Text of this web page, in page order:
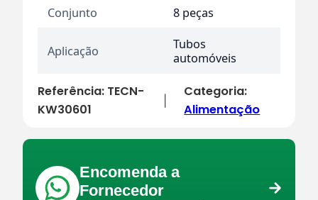
Conjunto
8 peças
Aplicação
Tubos
automóveis
Referência: TECN-
KW30601
Categoria:
Alimentação
Encomenda a
Fornecedor